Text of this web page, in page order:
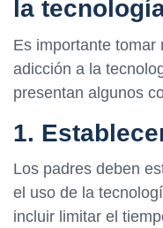
la
Es importante tomar
adicción a la
presentan algunos
1.
Los padres deben
el uso de la
incluir limitar el